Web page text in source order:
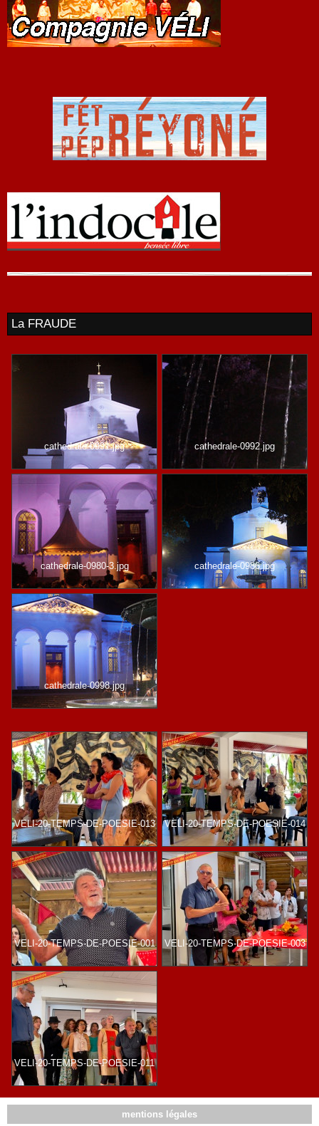
La FRAUDE
cathedrale-0991.jpg cathedrale-0992.jpg
cathedrale-0980-3.jpg cathedrale-0986.jpg
cathedrale-0998.jpg
VELI-20-TEMPS-DE-POESIE-013 VELI-20-TEMPS-DE-POESIE-014
VELI-20-TEMPS-DE-POESIE-001 VELI-20-TEMPS-DE-POESIE-003
VELI-20-TEMPS-DE-POESIE-011
mentions légales